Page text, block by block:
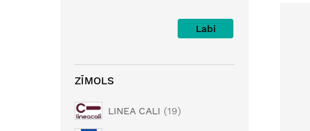
Labi
ZĪMOLS
LINEA CALI 19